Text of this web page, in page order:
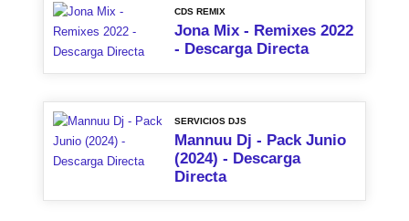
CDS REMIX
Jona Mix - Remixes 2022
- Descarga Directa
SERVICIOS DJS
Mannuu Dj - Pack Junio
(2024) - Descarga
Directa